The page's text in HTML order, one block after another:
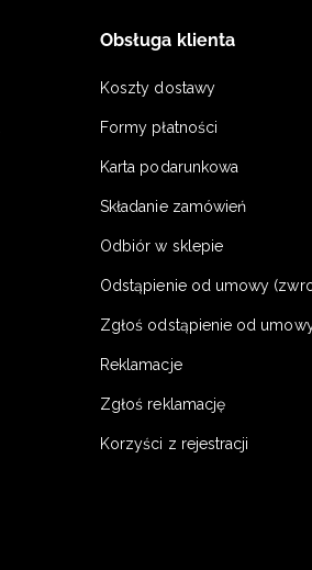
Obsługa klienta
Koszty dostawy
Formy płatności
Karta podarunkowa
Składanie zamówień
Odbiór w sklepie
Odstąpienie od umowy
Zgłoś odstąpienie od
Reklamacje
Zgłoś reklamację
Korzyści z rejestracji